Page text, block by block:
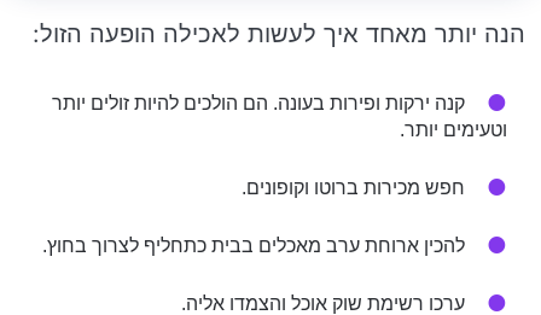
הנה יותר מאחד איך לעשות לאכילה הופעה הזול:
קנה ירקות ופירות בעונה. הם הולכים להיות זולים יותר
וטעימים יותר.
חפש מכירות ברוטו וקופונים.
להכין ארוחת ערב מאכלים בבית כתחליף לצרוך בחוץ.
ערכו רשימת שוק אוכל והצמדו אליה.